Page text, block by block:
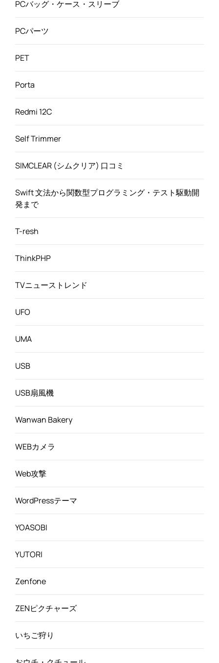
PCバッグ・ケース・スリーブ
PCパーツ
PET
Porta
Redmi 12C
Self Trimmer
SIMCLEAR (シムクリア) 口コミ
Swift 文法から関数型プログラミング・テスト駆動開
発まで
T-resh
ThinkPHP
TVニューストレンド
UFO
UMA
USB
USB扇風機
Wanwan Bakery
WEBカメラ
Web攻撃
WordPressテーマ
YOASOBI
YUTORI
Zenfone
ZENピクチャーズ
いちご狩り